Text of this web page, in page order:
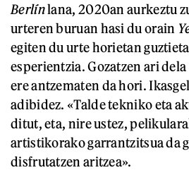
Berlínlana, 2020an aurkeztu
urteren buruan hasi du orain
egiten du urte horietan
esperientzia. Gozatzen ari
ere antzematen da hori.
adibidez. «Talde tekniko eta
ditut, eta, nire ustez,
artistikorako garrantzitsua da
disfrutatzen aritzea».